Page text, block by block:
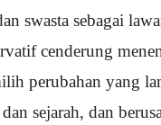
swasta sebagai
cenderung
perubahan yang
sejarah, dan